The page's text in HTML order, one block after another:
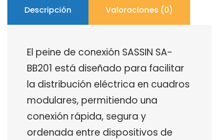
Descripción Valoraciones (0)
El peine de conexión SASSIN SA-
BB201 está diseñado para facilitar
la distribución eléctrica en cuadros
modulares, permitiendo una
conexión rápida, segura y
ordenada entre dispositivos de